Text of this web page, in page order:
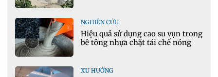
NGHIÊN CỨU
Hiệu quả sử dụng cao su vụn trong
bê tông nhựa chặt tái chế nóng
XU HƯỚNG